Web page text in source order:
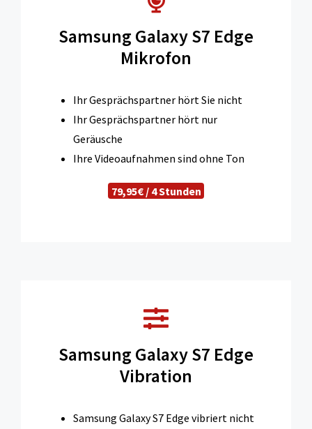
Samsung Galaxy S7 Edge
Mikrofon
Ihr Gesprächspartner hört Sie nicht
Ihr Gesprächspartner hört nur
Geräusche
Ihre Videoaufnahmen sind ohne Ton
79,95€ / 4 Stunden
Samsung Galaxy S7 Edge
Vibration
Samsung Galaxy S7 Edge vibriert nicht